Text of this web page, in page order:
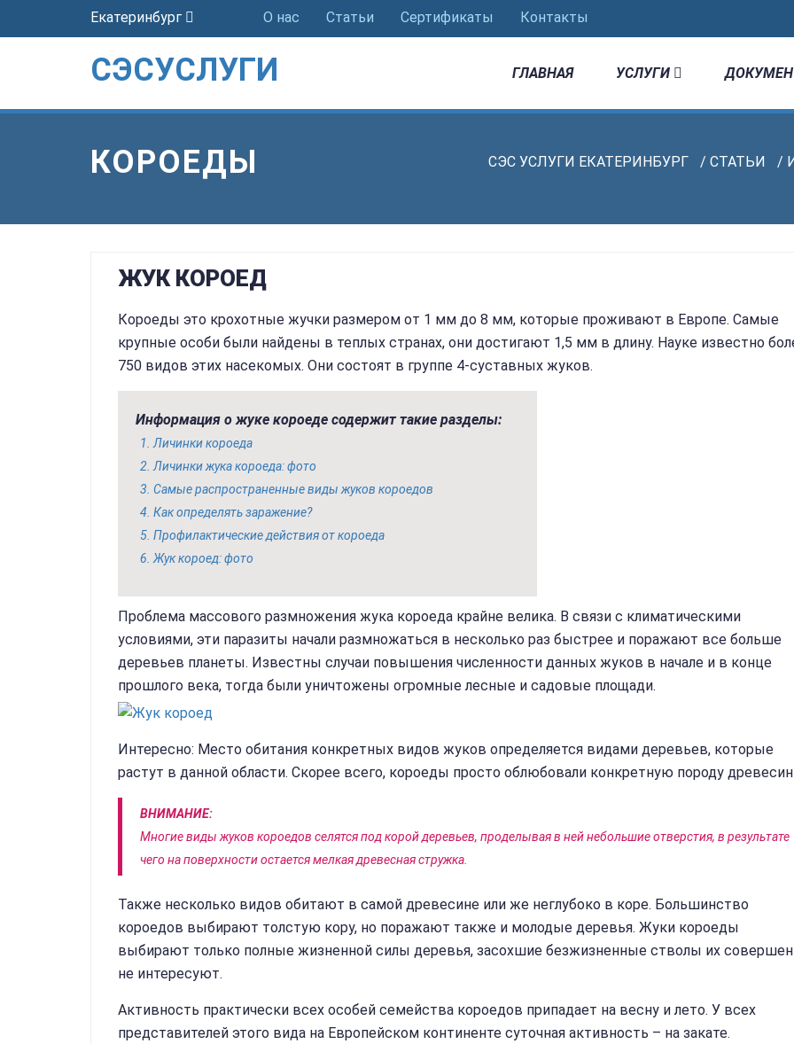
Екатеринбург О нас Статьи Сертификаты Контакты
СЭСУСЛУГИ ГЛАВНАЯ УСЛУГИ
КОРОЕДЫ СЭС УСЛУГИ ЕКАТЕРИНБУРГ / СТАТЬИ /
ЖУК КОРОЕД
Короеды это крохотные жучки размером от 1 мм до 8 мм, которые проживают в Европе. Самые
крупные особи были найдены в теплых странах, они достигают 1,5 мм в длину. Науке известно
750 видов этих насекомых. Они состоят в группе 4-суставных жуков.
Информация о жуке короеде содержит такие разделы:
Личинки короеда
Личинки жука короеда: фото
Самые распространенные виды жуков короедов
Как определять заражение?
Профилактические действия от короеда
Жук короед: фото
Проблема массового размножения жука короеда крайне велика. В связи с климатическими
условиями, эти паразиты начали размножаться в несколько раз быстрее и поражают все больше
деревьев планеты. Известны случаи повышения численности данных жуков в начале и в конце
прошлого века, тогда были уничтожены огромные лесные и садовые площади.
Интересно: Место обитания конкретных видов жуков определяется видами деревьев, которые
растут в данной области. Скорее всего, короеды просто облюбовали конкретную породу
ВНИМАНИЕ:
Многие виды жуков короедов селятся под корой деревьев, проделывая в ней небольшие отверстия, в результате
чего на поверхности остается мелкая древесная стружка.
Также несколько видов обитают в самой древесине или же неглубоко в коре. Большинство
короедов выбирают толстую кору, но поражают также и молодые деревья. Жуки короеды
выбирают только полные жизненной силы деревья, засохшие безжизненные стволы их
не интересуют.
Активность практически всех особей семейства короедов припадает на весну и лето. У всех
представителей этого вида на Европейском континенте суточная активность – на закате.